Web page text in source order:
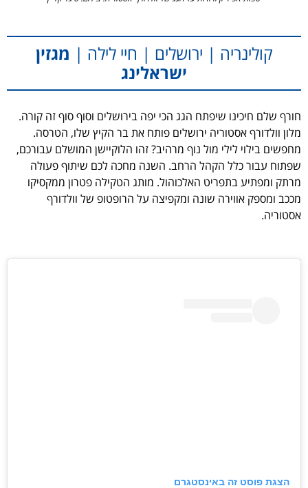
קולינריה | ירושלים | חיי לילה | מגזין
ישראלינג
חורף שלם חיכינו שיפתח הגג הכי יפה בירושלים וסוף סוף זה קורה.
מלון וולדורף אסטוריה ירושלים פותח את בר הקיץ שלו, הטרסה.
מחפשים בילוי לילי מול נוף מרהיב? זהו הלוקיישן המושלם עבורכם,
שפתוח עבור כלל הקהל הרחב. השנה מחכה לכם שיתוף פעולה
מרתק ומפתיע בתפריט האלכוהול. מותג הטקילה פטרון ממקסיקו
מככב ומספק אווירה שונה ומקפיצה על הרופטופ של וולדורף
אסטוריה.
הצגת פוסט זה באינסטגרם